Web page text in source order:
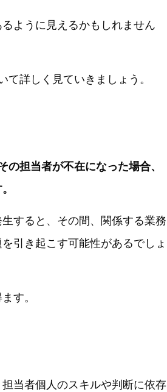
ように見えるかもしれません
詳しく見ていきましょう。
担当者が不在になった場合、
すると、その間、関係する業務
引き起こす可能性があるでしょ
す。
担当者個人のスキルや判断に依存